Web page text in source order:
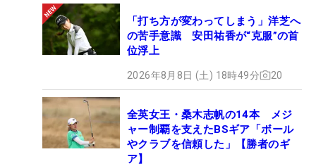
「打ち方が変わってしまう」洋芝へ
の苦手意識 安田祐香が“克服”の首
位浮上
2026年8月8日 (土) 18時49分 20
全英女王・桑木志帆の14本 メジ
ャー制覇を支えたBSギア「ボール
やクラブを信頼した」【勝者のギ
ア】